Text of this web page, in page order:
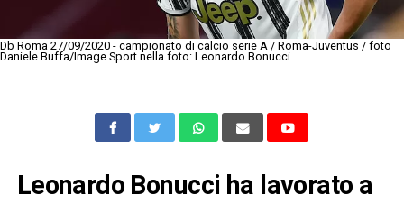
Db Roma 27/09/2020 - campionato di calcio serie A / Roma-Juventus / foto
Daniele Buffa/Image Sport nella foto: Leonardo Bonucci
Leonardo Bonucci ha lavorato a